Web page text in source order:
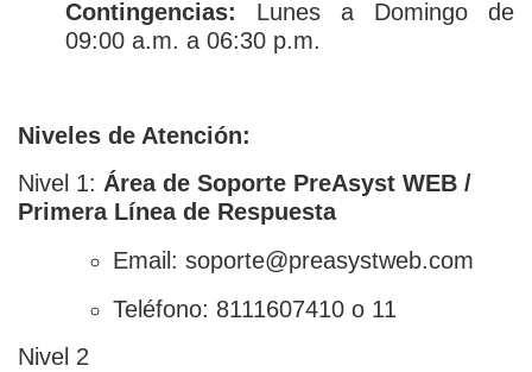
Contingencias: Lunes a Domingo de
09:00 a.m. a 06:30 p.m.
Niveles de Atención:
Nivel 1: Área de Soporte PreAsyst WEB /
Primera Línea de Respuesta
Email: soporte@preasystweb.com
Teléfono: 8111607410 o 11
Nivel 2